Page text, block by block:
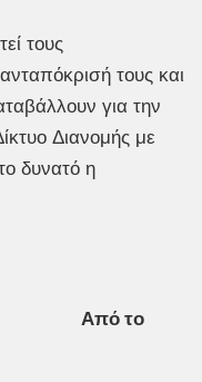
τους
τους και
για την
Διανομής με
δυνατό η
Από το